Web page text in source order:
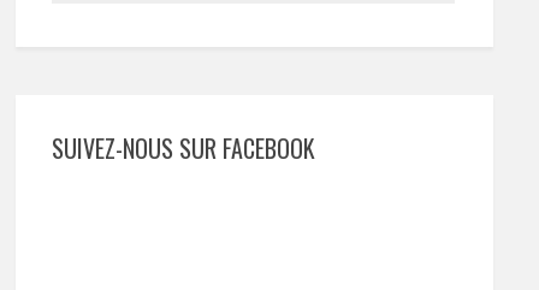
SUIVEZ-NOUS SUR FACEBOOK